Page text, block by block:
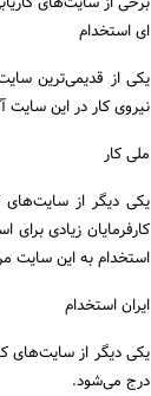
ای‌ استخدام
یکی از قدیمی‌ترین
نیروی کار در این
ملی کار
یکی دیگر از سایت‌های
کارفرمایان زیادی
استخدام به این سایت
ایران استخدام
یکی دیگر از سایت‌های
درج می‌شود.